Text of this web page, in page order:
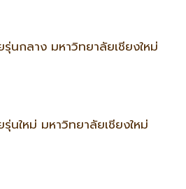
กลาง มหาวิทยาลัยเชียงใหม่
ใหม่ มหาวิทยาลัยเชียงใหม่